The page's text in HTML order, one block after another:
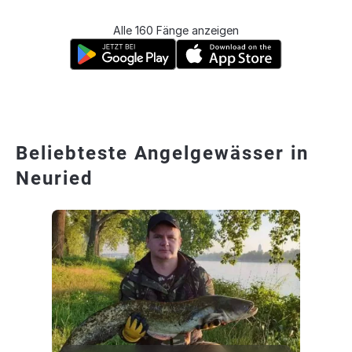
Alle 160 Fänge anzeigen
Beliebteste Angelgewässer in
Neuried